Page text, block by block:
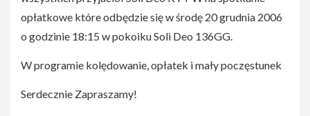
opłatkowe które odbędzie się w środę 20 grudnia 2006
o godzinie 18:15 w pokoiku Soli Deo 136GG.
W programie kolędowanie, opłatek i mały poczęstunek
Serdecznie Zapraszamy!